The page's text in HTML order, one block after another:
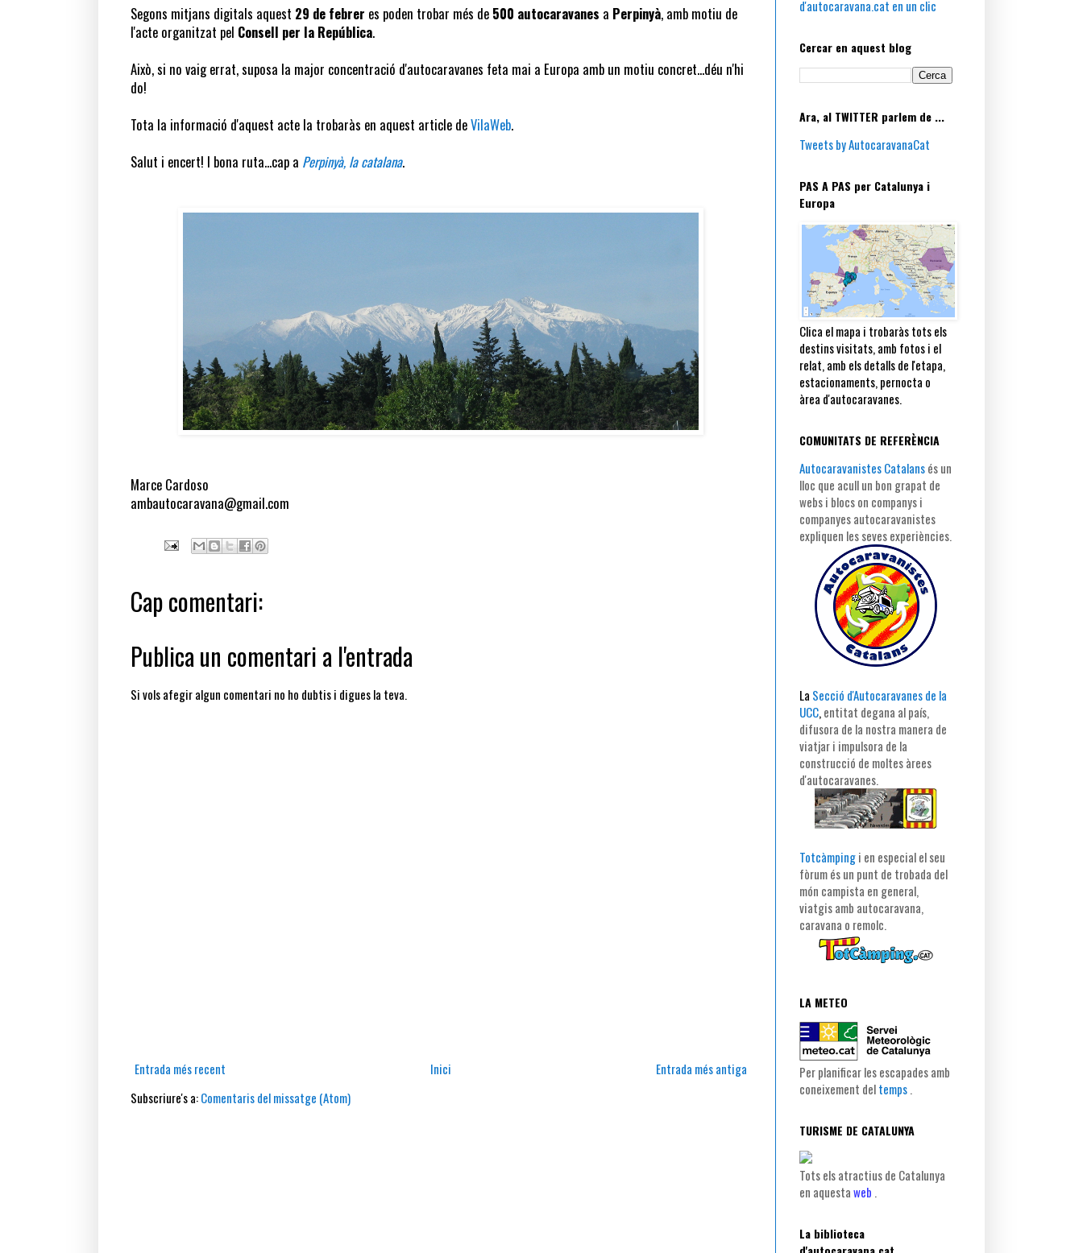
Segons mitjans digitals aquest 29 de febrer es poden trobar més de 500 autocaravanes a Perpinyà, amb motiu de
l'acte organitzat pel Consell per la República.
Això, si no vaig errat, suposa la major concentració d'autocaravanes feta mai a Europa amb un motiu concret...déu n'hi
do!
Tota la informació d'aquest acte la trobaràs en aquest article deVilaWeb.
Salut i encert! I bona ruta...cap a Perpinyà, la catalana.
Marce Cardoso
ambautocaravana@gmail.com
Cap comentari:
Publica un comentari a l'entrada
Si vols afegir algun comentari no ho dubtis i digues la teva.
Entrada més recent Entrada més antiga
Inici
Subscriure's a:Comentaris del missatge (Atom)
d'autocaravana.cat en un clic
Cercar en aquest blog
Ara, al TWITTER parlem de ...
Tweets by AutocaravanaCat
PAS A PAS per Catalunya i
Europa
Clica el mapa i trobaràs tots els
destins visitats, amb fotos i el
relat, amb els detalls de l'etapa,
estacionaments, pernocta o
àrea d'autocaravanes.
COMUNITATS DE REFERÈNCIA
Autocaravanistes Catalansés un
lloc que acull un bon grapat de
webs i blocs on companys i
companyes autocaravanistes
expliquen les seves experiències.
La Secció d'Autocaravanes de la
UCC,entitat degana al país,
difusora de la nostra manera de
viatjar i impulsora de la
construcció de moltes àrees
d'autocaravanes.
Totcàmpingi en especial el seu
fòrum és un punt de trobada del
món campista en general,
viatgis amb autocaravana,
caravana o remolc.
LA METEO
Per planificar les escapades amb
coneixement deltemps.
TURISME DE CATALUNYA
Tots els atractius de Catalunya
en aquestaweb .
La biblioteca